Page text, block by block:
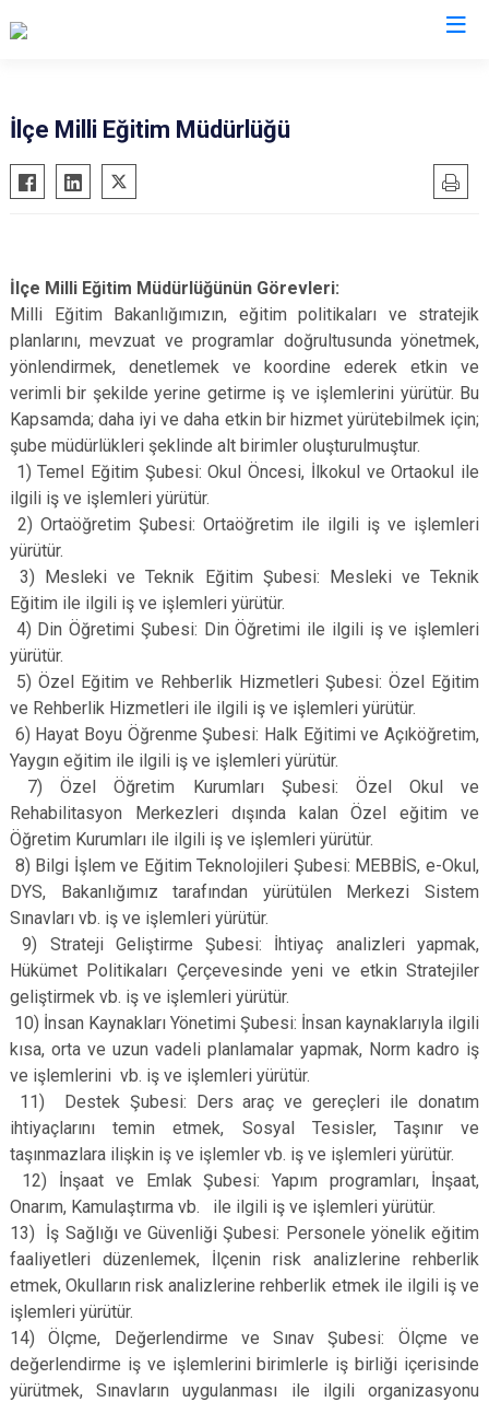
Akyazı
Ferizli
Hendek
Karapürçek
Karasu
Kaynarca
Kocaali
Adapazarı
Arifiye
Erenler
Serdivan
İlçe Milli Eğitim Müdürlüğü
İlçe Milli Eğitim Müdürlüğünün Görevleri:
Milli Eğitim Bakanlığımızın, eğitim politikaları ve stratejik
planlarını, mevzuat ve programlar doğrultusunda yönetmek,
yönlendirmek, denetlemek ve koordine ederek etkin ve
verimli bir şekilde yerine getirme iş ve işlemlerini yürütür. Bu
Kapsamda; daha iyi ve daha etkin bir hizmet yürütebilmek için;
şube müdürlükleri şeklinde alt birimler oluşturulmuştur.
1) Temel Eğitim Şubesi: Okul Öncesi, İlkokul ve Ortaokul ile
ilgili iş ve işlemleri yürütür.
2) Ortaöğretim Şubesi: Ortaöğretim ile ilgili iş ve işlemleri
yürütür.
3) Mesleki ve Teknik Eğitim Şubesi: Mesleki ve Teknik
Eğitim ile ilgili iş ve işlemleri yürütür.
4) Din Öğretimi Şubesi: Din Öğretimi ile ilgili iş ve işlemleri
yürütür.
5) Özel Eğitim ve Rehberlik Hizmetleri Şubesi: Özel Eğitim
ve Rehberlik Hizmetleri ile ilgili iş ve işlemleri yürütür.
6) Hayat Boyu Öğrenme Şubesi: Halk Eğitimi ve Açıköğretim,
Yaygın eğitim ile ilgili iş ve işlemleri yürütür.
7) Özel Öğretim Kurumları Şubesi: Özel Okul ve
Rehabilitasyon Merkezleri dışında kalan Özel eğitim ve
Öğretim Kurumları ile ilgili iş ve işlemleri yürütür.
8) Bilgi İşlem ve Eğitim Teknolojileri Şubesi: MEBBİS, e-Okul,
DYS, Bakanlığımız tarafından yürütülen Merkezi Sistem
Sınavları vb. iş ve işlemleri yürütür.
9) Strateji Geliştirme Şubesi: İhtiyaç analizleri yapmak,
Hükümet Politikaları Çerçevesinde yeni ve etkin Stratejiler
geliştirmek vb. iş ve işlemleri yürütür.
10) İnsan Kaynakları Yönetimi Şubesi: İnsan kaynaklarıyla ilgili
kısa, orta ve uzun vadeli planlamalar yapmak, Norm kadro iş
ve işlemlerini vb. iş ve işlemleri yürütür.
11) Destek Şubesi: Ders araç ve gereçleri ile donatım
ihtiyaçlarını temin etmek, Sosyal Tesisler, Taşınır ve
taşınmazlara ilişkin iş ve işlemler vb. iş ve işlemleri yürütür.
12) İnşaat ve Emlak Şubesi: Yapım programları, İnşaat,
Onarım, Kamulaştırma vb. ile ilgili iş ve işlemleri yürütür.
13) İş Sağlığı ve Güvenliği Şubesi: Personele yönelik eğitim
faaliyetleri düzenlemek, İlçenin risk analizlerine rehberlik
etmek, Okulların risk analizlerine rehberlik etmek ile ilgili iş ve
işlemleri yürütür.
14) Ölçme, Değerlendirme ve Sınav Şubesi: Ölçme ve
değerlendirme iş ve işlemlerini birimlerle iş birliği içerisinde
yürütmek, Sınavların uygulanması ile ilgili organizasyonu